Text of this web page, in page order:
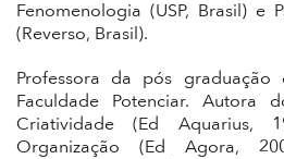
Fenomenologia (USP, Brasil) e
(Reverso, Brasil).
Professora da pós
Faculdade Potenciar. Autora
Criatividade (Ed Aquarius,
Organização (Ed Agora,